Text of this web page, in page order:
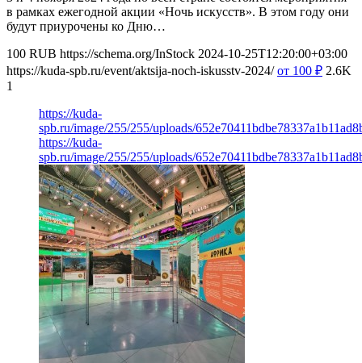
в рамках ежегодной акции «Ночь искусств». В этом году они
будут приурочены ко Дню…
100 RUB https://schema.org/InStock 2024-10-25T12:20:00+03:00
https://kuda-spb.ru/event/aktsija-noch-iskusstv-2024/ от 100 ₽ 2.6K
1
https://kuda-
spb.ru/image/255/255/uploads/
https://kuda-
spb.ru/image/255/255/uploads/